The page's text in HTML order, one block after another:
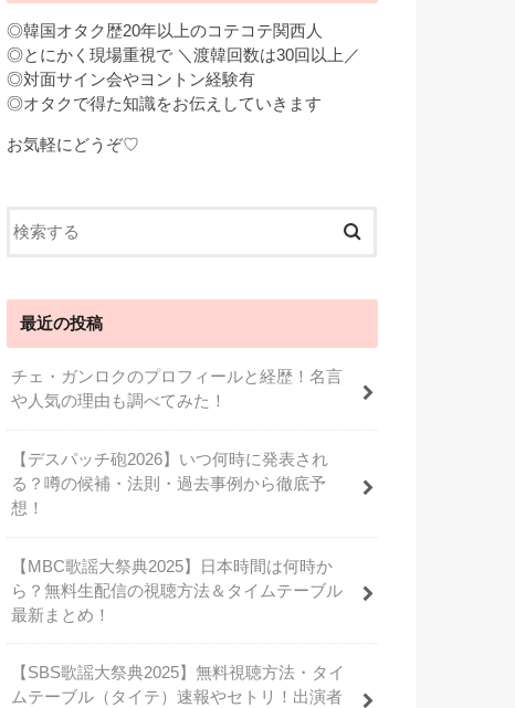
◎韓国オタク歴20年以上のコテコテ関西人
◎とにかく現場重視で ＼渡韓回数は30回以上／
◎対面サイン会やヨントン経験有
◎オタクで得た知識をお伝えしていきます
お気軽にどうぞ♡
最近の投稿
チェ・ガンロクのプロフィールと経歴！名言
や人気の理由も調べてみた！
【デスパッチ砲2026】いつ何時に発表され
る？噂の候補・法則・過去事例から徹底予
想！
【MBC歌謡大祭典2025】日本時間は何時か
ら？無料生配信の視聴方法＆タイムテーブル
最新まとめ！
【SBS歌謡大祭典2025】無料視聴方法・タイ
ムテーブル（タイテ）速報やセトリ！出演者